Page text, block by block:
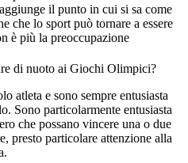
il punto in cui si sa come
che lo sport può tornare a essere
è più la preoccupazione
di nuoto ai Giochi Olimpici?
atleta e sono sempre entusiasta
Sono particolarmente entusiasta
che possano vincere una o due
presto particolare attenzione alla